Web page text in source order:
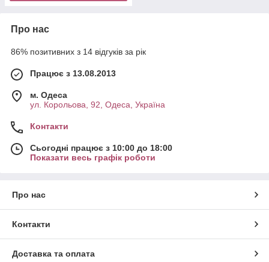
Про нас
86% позитивних з 14 відгуків за рік
Працює з 13.08.2013
м. Одеса
ул. Корольова, 92, Одеса, Україна
Контакти
Сьогодні працює з 10:00 до 18:00
Показати весь графік роботи
Про нас
Контакти
Доставка та оплата